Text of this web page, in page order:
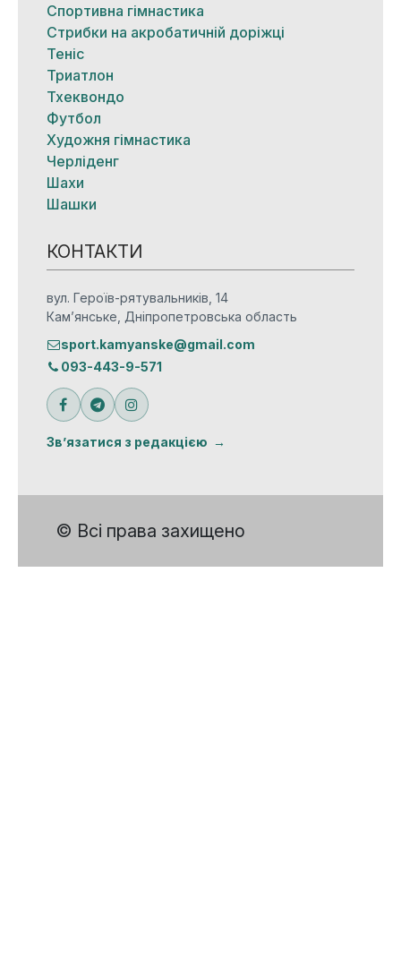
Спортивна гімнастика
Стрибки на акробатичній доріжці
Теніс
Триатлон
Тхеквондо
Футбол
Художня гімнастика
Черліденг
Шахи
Шашки
КОНТАКТИ
вул. Героїв-рятувальників, 14
Кам’янське, Дніпропетровська область
sport.kamyanske@gmail.com
093-443-9-571
Зв’язатися з редакцією
© Всі права захищено